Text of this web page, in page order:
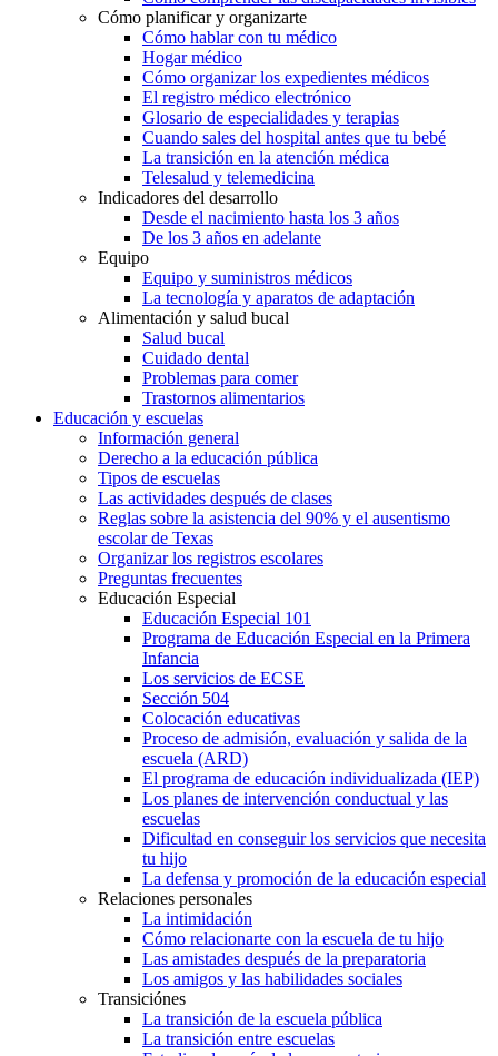
Cómo planificar y organizarte
Cómo hablar con tu médico
Hogar médico
Cómo organizar los expedientes médicos
El registro médico electrónico
Glosario de especialidades y terapias
Cuando sales del hospital antes que tu bebé
La transición en la atención médica
Telesalud y telemedicina
Indicadores del desarrollo
Desde el nacimiento hasta los 3 años
De los 3 años en adelante
Equipo
Equipo y suministros médicos
La tecnología y aparatos de adaptación
Alimentación y salud bucal
Salud bucal
Cuidado dental
Problemas para comer
Trastornos alimentarios
Educación y escuelas
Información general
Derecho a la educación pública
Tipos de escuelas
Las actividades después de clases
Reglas sobre la asistencia del 90% y el ausentismo
escolar de Texas
Organizar los registros escolares
Preguntas frecuentes
Educación Especial
Educación Especial 101
Programa de Educación Especial en la Primera
Infancia
Los servicios de ECSE
Sección 504
Colocación educativas
Proceso de admisión, evaluación y salida de la
escuela (ARD)
El programa de educación individualizada (IEP)
Los planes de intervención conductual y las
escuelas
Dificultad en conseguir los servicios que necesita
tu hijo
La defensa y promoción de la educación especial
Relaciones personales
La intimidación
Cómo relacionarte con la escuela de tu hijo
Las amistades después de la preparatoria
Los amigos y las habilidades sociales
Transiciónes
La transición de la escuela pública
La transición entre escuelas